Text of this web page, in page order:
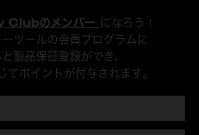
のメンバー になろう！
ツールの会員プログラムに
製品保証登録ができ、
てポイントが付与されます。